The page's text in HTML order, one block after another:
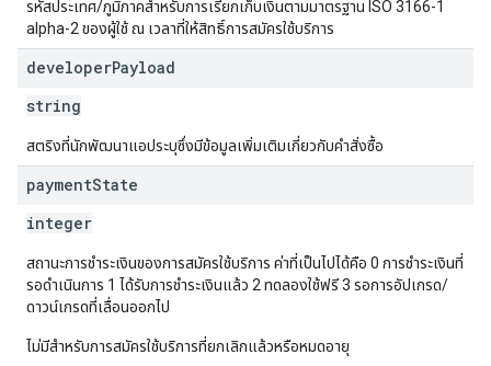
รหัสประเทศ/ภูมิภาคสำหรับการเรียกเก็บเงินตามมาตรฐาน ISO 3166-1
alpha-2 ของผู้ใช้ ณ เวลาที่ให้สิทธิ์การสมัครใช้บริการ
developerPayload
string
สตริงที่นักพัฒนาแอประบุซึ่งมีข้อมูลเพิ่มเติมเกี่ยวกับคำสั่งซื้อ
paymentState
integer
สถานะการชำระเงินของการสมัครใช้บริการ ค่าที่เป็นไปได้คือ 0 การชำระเงินที่
รอดำเนินการ 1 ได้รับการชำระเงินแล้ว 2 ทดลองใช้ฟรี 3 รอการอัปเกรด/
ดาวน์เกรดที่เลื่อนออกไป
ไม่มีสำหรับการสมัครใช้บริการที่ยกเลิกแล้วหรือหมดอายุ